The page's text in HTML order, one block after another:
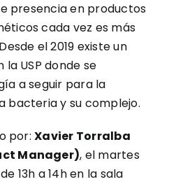
presencia en productos
cada vez es más
el 2019 existe un
USP donde se
a seguir para la
bacteria y su complejo.
por:Xavier Torralba
Manager), el martes
13h a 14h en la sala